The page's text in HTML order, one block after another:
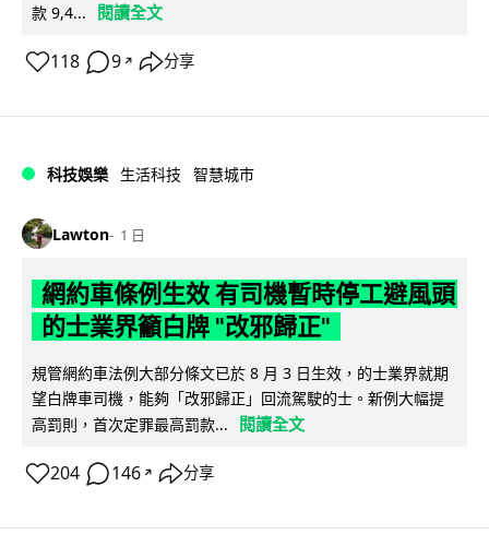
款 9,4...
閱讀全文
118 9 ↗ 分享
科技娛樂 生活科技 智慧城市
Lawton 1 日
網約車條例生效 有司機暫時停工避風頭
的士業界籲白牌 "改邪歸正"
規管網約車法例大部分條文已於 8 月 3 日生效，的士業界就期
望白牌車司機，能夠「改邪歸正」回流駕駛的士。新例大幅提
高罰則，首次定罪最高罰款...
閱讀全文
204 146 ↗ 分享